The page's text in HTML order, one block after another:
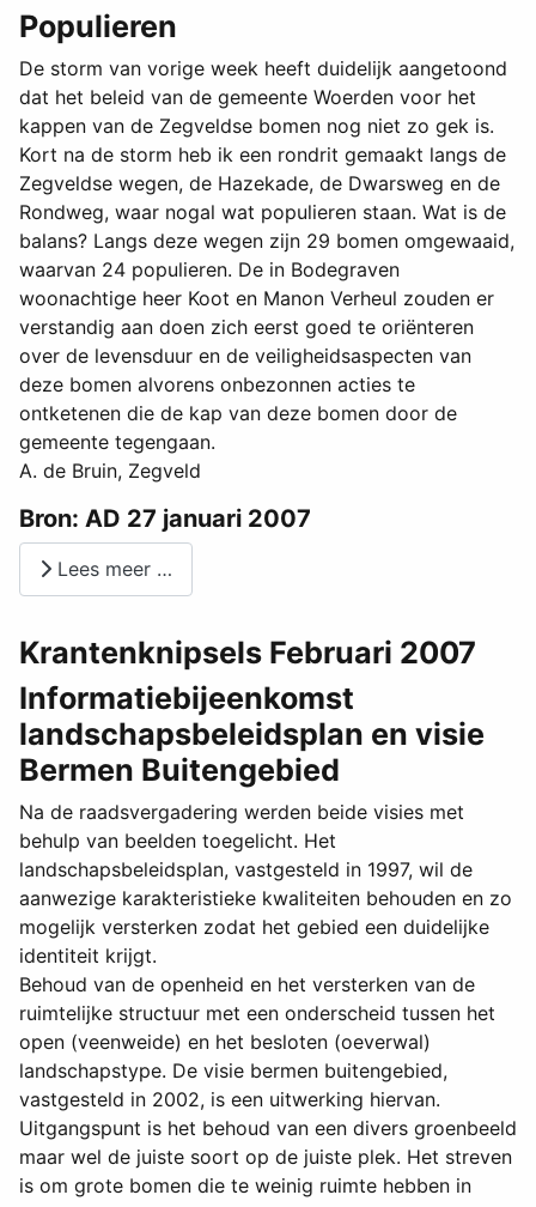
Populieren
De storm van vorige week heeft duidelijk aangetoond
dat het beleid van de gemeente Woerden voor het
kappen van de Zegveldse bomen nog niet zo gek is.
Kort na de storm heb ik een rondrit gemaakt langs de
Zegveldse wegen, de Hazekade, de Dwarsweg en de
Rondweg, waar nogal wat populieren staan. Wat is de
balans? Langs deze wegen zijn 29 bomen omgewaaid,
waarvan 24 populieren. De in Bodegraven
woonachtige heer Koot en Manon Verheul zouden er
verstandig aan doen zich eerst goed te oriënteren
over de levensduur en de veiligheidsaspecten van
deze bomen alvorens onbezonnen acties te
ontketenen die de kap van deze bomen door de
gemeente tegengaan.
A. de Bruin, Zegveld
Bron: AD 27 januari 2007
Lees meer …
Krantenknipsels Februari 2007
Informatiebijeenkomst
landschapsbeleidsplan en visie
Bermen Buitengebied
Na de raadsvergadering werden beide visies met
behulp van beelden toegelicht. Het
landschapsbeleidsplan, vastgesteld in 1997, wil de
aanwezige karakteristieke kwaliteiten behouden en zo
mogelijk versterken zodat het gebied een duidelijke
identiteit krijgt.
Behoud van de openheid en het versterken van de
ruimtelijke structuur met een onderscheid tussen het
open (veenweide) en het besloten (oeverwal)
landschapstype. De visie bermen buitengebied,
vastgesteld in 2002, is een uitwerking hiervan.
Uitgangspunt is het behoud van een divers groenbeeld
maar wel de juiste soort op de juiste plek. Het streven
is om grote bomen die te weinig ruimte hebben in